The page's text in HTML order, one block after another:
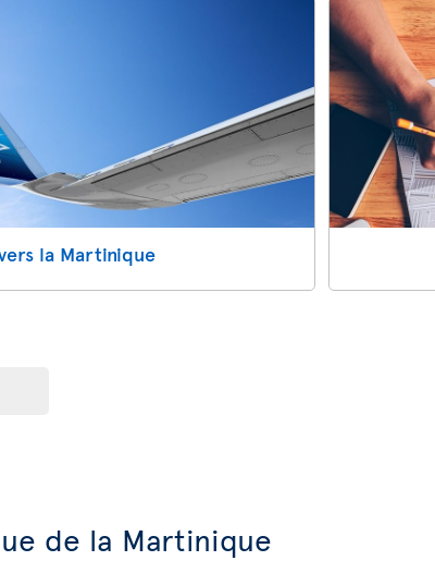
la Martinique
de la Martinique